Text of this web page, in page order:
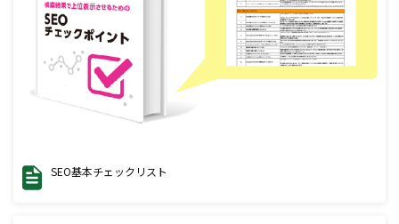
SEO基本チェックリスト